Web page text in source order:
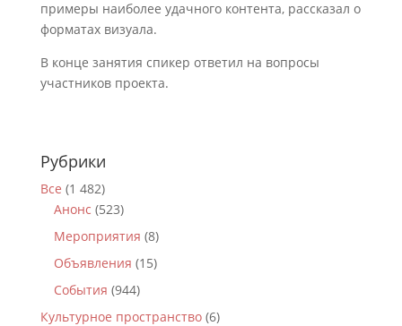
примеры наиболее удачного контента, рассказал о
форматах визуала.
В конце занятия спикер ответил на вопросы
участников проекта.
Рубрики
Все (1 482)
Анонс (523)
Мероприятия (8)
Объявления (15)
События (944)
Культурное пространство(6)